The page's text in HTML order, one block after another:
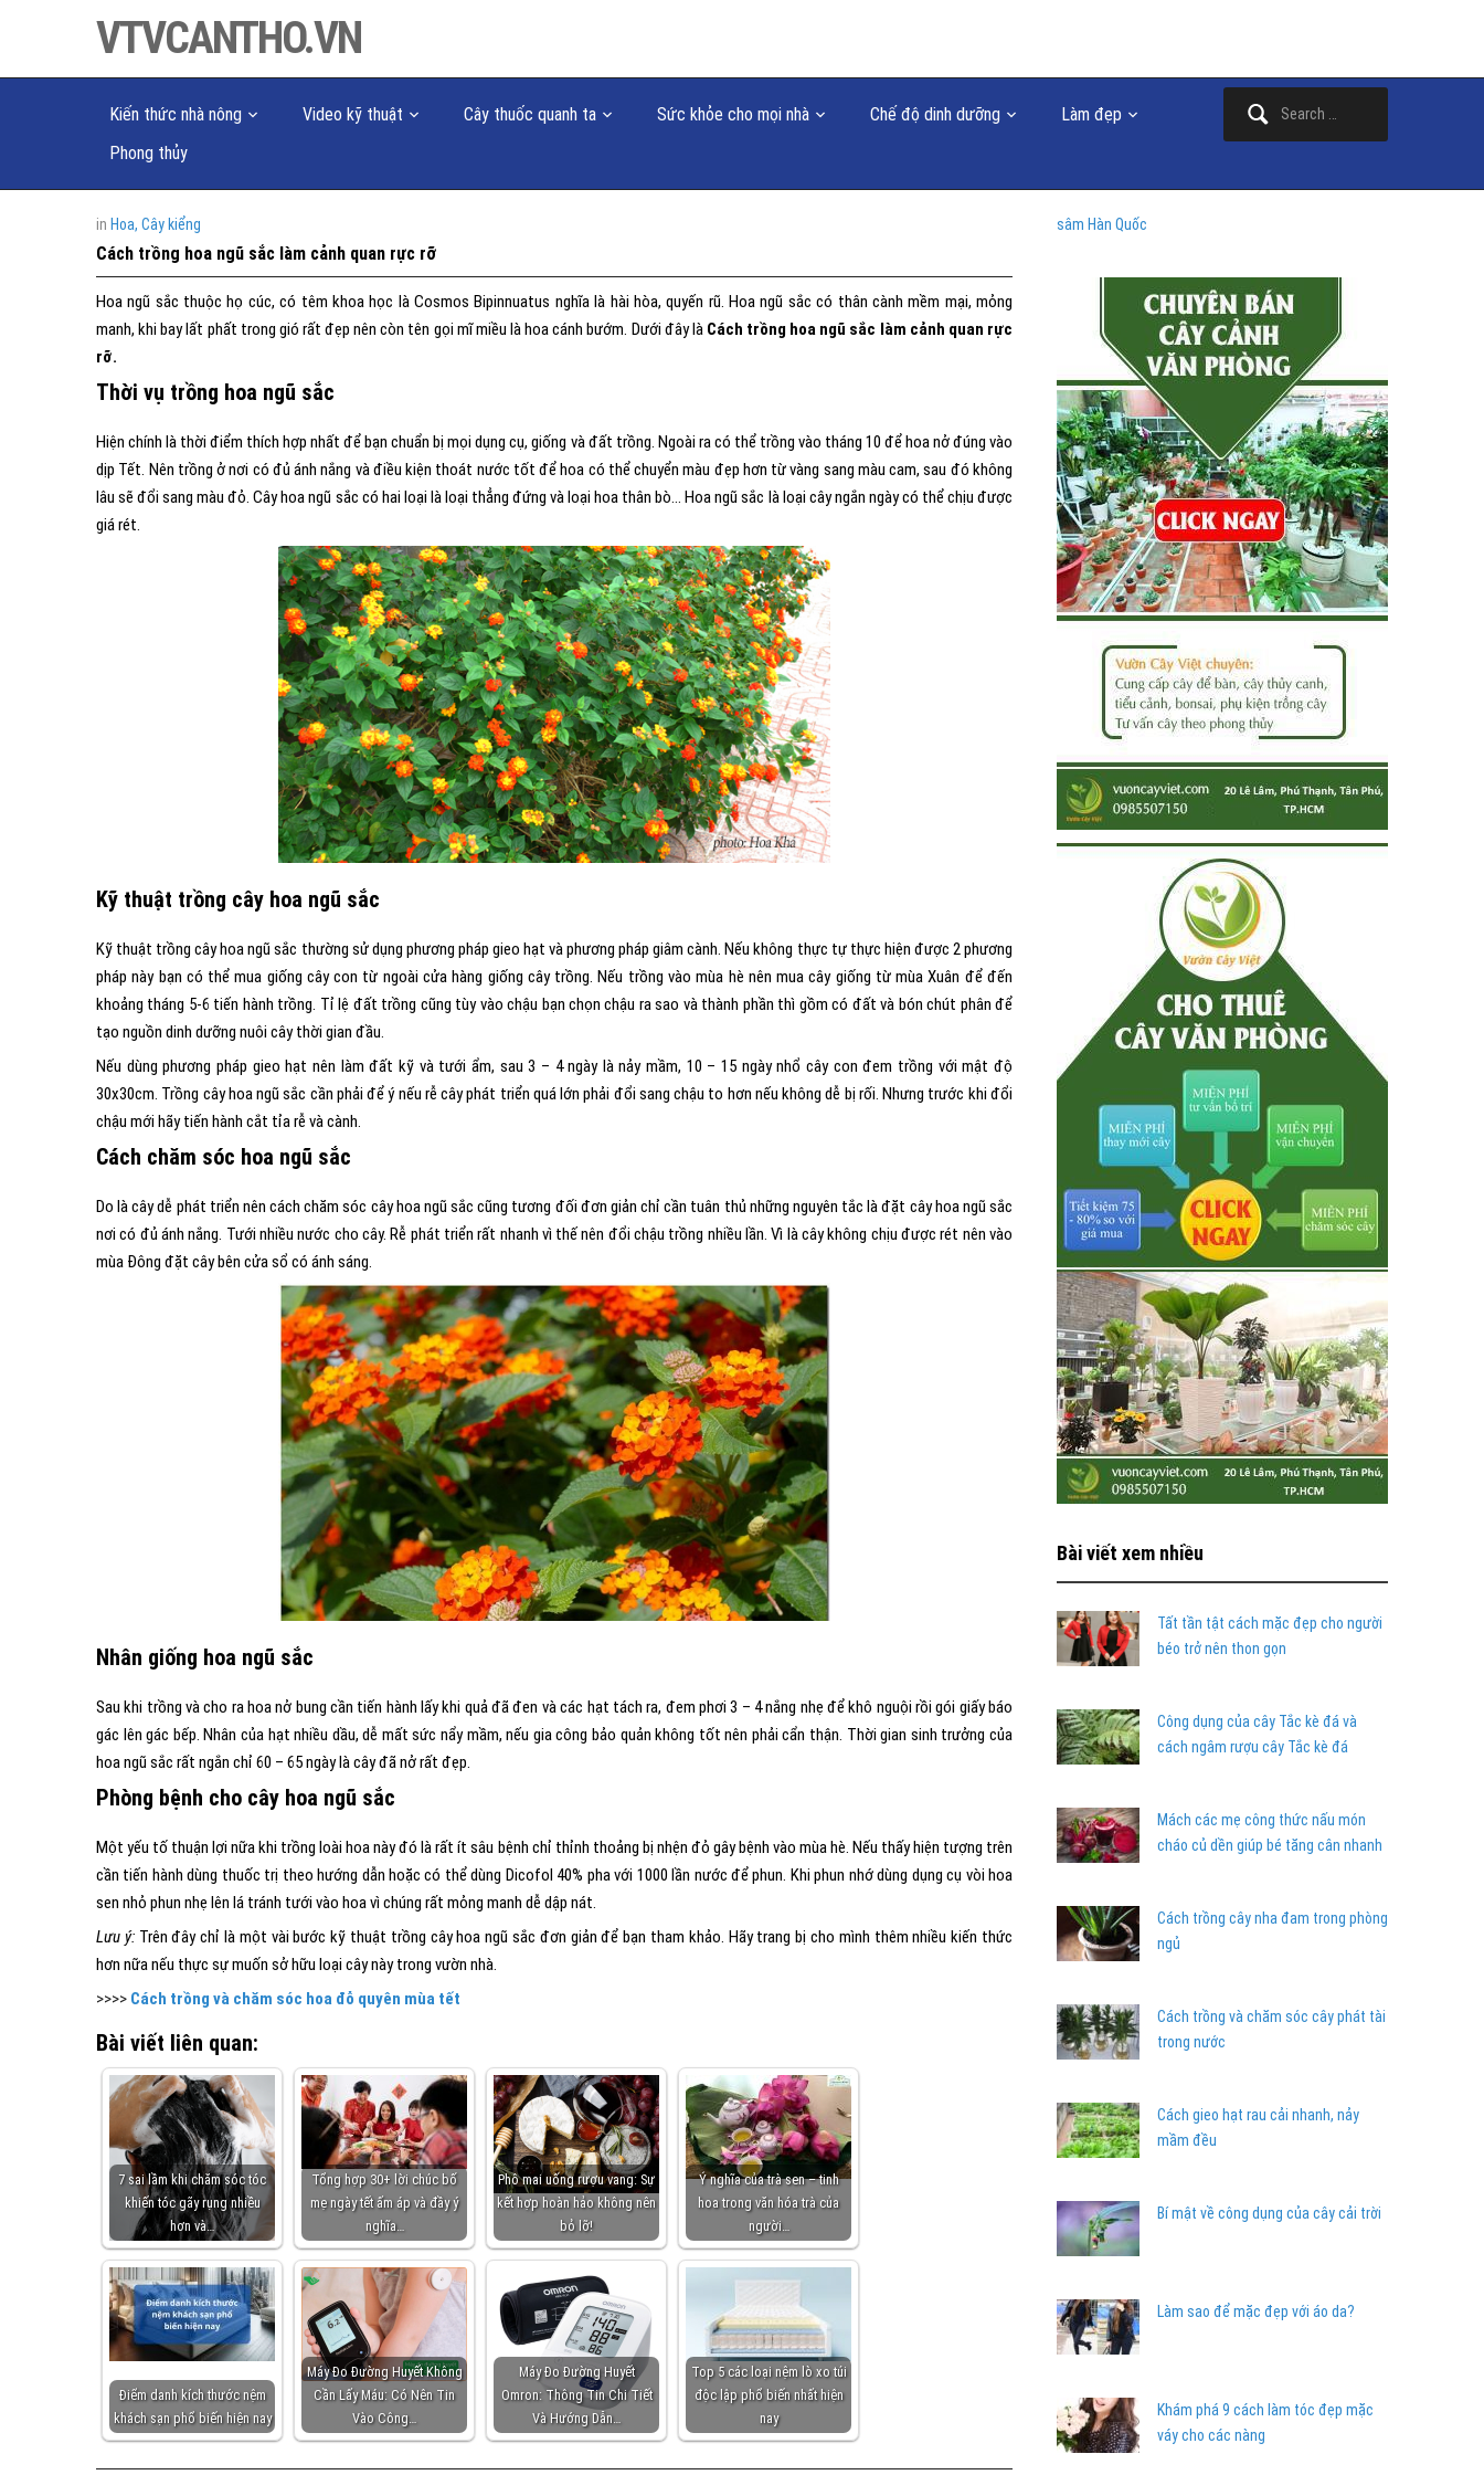
VTVCANTHO.VN
Kiến thức nhà nông Video kỹ thuật Cây thuốc quanh ta Sức khỏe cho mọi nhà Chế độ dinh dưỡng
Làm đẹp
Phong thủy
in Hoa, Cây kiểng
Cách trồng hoa ngũ sắc làm cảnh quan rực rỡ
Hoa ngũ sắc thuộc họ cúc, có têm khoa học là Cosmos Bipinnuatus nghĩa là hài hòa, quyến rũ. Hoa ngũ sắc có thân cành mềm mại, mỏng
manh, khi bay lất phất trong gió rất đẹp nên còn tên gọi mĩ miều là hoa cánh bướm. Dưới đây là Cách trồng hoa ngũ sắc làm cảnh quan rực
rỡ.
Thời vụ trồng hoa ngũ sắc
Hiện chính là thời điểm thích hợp nhất để bạn chuẩn bị mọi dụng cụ, giống và đất trồng. Ngoài ra có thể trồng vào tháng 10 để hoa nở đúng vào
dịp Tết. Nên trồng ở nơi có đủ ánh nắng và điều kiện thoát nước tốt để hoa có thể chuyển màu đẹp hơn từ vàng sang màu cam, sau đó không
lâu sẽ đổi sang màu đỏ. Cây hoa ngũ sắc có hai loại là loại thẳng đứng và loại hoa thân bò… Hoa ngũ sắc là loại cây ngắn ngày có thể chịu được
giá rét.
Kỹ thuật trồng cây hoa ngũ sắc
Kỹ thuật trồng cây hoa ngũ sắc thường sử dụng phương pháp gieo hạt và phương pháp giâm cành. Nếu không thực tự thực hiện được 2 phương
pháp này bạn có thể mua giống cây con từ ngoài cửa hàng giống cây trồng. Nếu trồng vào mùa hè nên mua cây giống từ mùa Xuân để đến
khoảng tháng 5-6 tiến hành trồng. Tỉ lệ đất trồng cũng tùy vào chậu bạn chọn chậu ra sao và thành phần thì gồm có đất và bón chút phân để
tạo nguồn dinh dưỡng nuôi cây thời gian đầu.
Nếu dùng phương pháp gieo hạt nên làm đất kỹ và tưới ẩm, sau 3 – 4 ngày là nảy mầm, 10 – 15 ngày nhổ cây con đem trồng với mật độ
30x30cm. Trồng cây hoa ngũ sắc cần phải để ý nếu rễ cây phát triển quá lớn phải đổi sang chậu to hơn nếu không dễ bị rối. Nhưng trước khi đổi
chậu mới hãy tiến hành cắt tỉa rễ và cành.
Cách chăm sóc hoa ngũ sắc
Do là cây dễ phát triển nên cách chăm sóc cây hoa ngũ sắc cũng tương đối đơn giản chỉ cần tuân thủ những nguyên tắc là đặt cây hoa ngũ sắc
nơi có đủ ánh nắng. Tưới nhiều nước cho cây. Rễ phát triển rất nhanh vì thế nên đổi chậu trồng nhiều lần. Vì là cây không chịu được rét nên vào
mùa Đông đặt cây bên cửa sổ có ánh sáng.
Nhân giống hoa ngũ sắc
Sau khi trồng và cho ra hoa nở bung cần tiến hành lấy khi quả đã đen và các hạt tách ra, đem phơi 3 – 4 nắng nhẹ để khô nguội rồi gói giấy báo
gác lên gác bếp. Nhân của hạt nhiều dầu, dễ mất sức nẩy mầm, nếu gia công bảo quản không tốt nên phải cẩn thận. Thời gian sinh trưởng của
hoa ngũ sắc rất ngắn chỉ 60 – 65 ngày là cây đã nở rất đẹp.
Phòng bệnh cho cây hoa ngũ sắc
Một yếu tố thuận lợi nữa khi trồng loài hoa này đó là rất ít sâu bệnh chỉ thỉnh thoảng bị nhện đỏ gây bệnh vào mùa hè. Nếu thấy hiện tượng trên
cần tiến hành dùng thuốc trị theo hướng dẫn hoặc có thể dùng Dicofol 40% pha với 1000 lần nước để phun. Khi phun nhớ dùng dụng cụ vòi hoa
sen nhỏ phun nhẹ lên lá tránh tưới vào hoa vì chúng rất mỏng manh dễ dập nát.
Lưu ý:Trên đây chỉ là một vài bước kỹ thuật trồng cây hoa ngũ sắc đơn giản để bạn tham khảo. Hãy trang bị cho mình thêm nhiều kiến thức
hơn nữa nếu thực sự muốn sở hữu loại cây này trong vườn nhà.
>>>> Cách trồng và chăm sóc hoa đỗ quyên mùa tết
Bài viết liên quan:
7 sai lầm khi chăm sóc tóc
khiến tóc gãy rụng nhiều
hơn và…
Tổng hợp 30+ lời chúc bố
mẹ ngày tết ấm áp và đầy ý
nghĩa…
Phô mai uống rượu vang: Sự
kết hợp hoàn hảo không nên
bỏ lỡ!
Ý nghĩa của trà sen – tinh
hoa trong văn hóa trà của
người…
Điểm danh kích thước nệm
khách sạn phổ biến hiện nay
Máy Đo Đường Huyết Không
Cần Lấy Máu: Có Nên Tin
Vào Công…
Máy Đo Đường Huyết
Omron: Thông Tin Chi Tiết
Và Hướng Dẫn…
Top 5 các loại nệm lò xo túi
độc lập phổ biến nhất hiện
nay
sâm Hàn Quốc
Bài viết xem nhiều
Tất tần tật cách mặc đẹp cho người
béo trở nên thon gọn
Công dụng của cây Tắc kè đá và
cách ngâm rượu cây Tắc kè đá
Mách các mẹ công thức nấu món
cháo củ dền giúp bé tăng cân nhanh
Cách trồng cây nha đam trong phòng
ngủ
Cách trồng và chăm sóc cây phát tài
trong nước
Cách gieo hạt rau cải nhanh, nảy
mầm đều
Bí mật về công dụng của cây cải trời
Làm sao để mặc đẹp với áo da?
Khám phá 9 cách làm tóc đẹp mặc
váy cho các nàng